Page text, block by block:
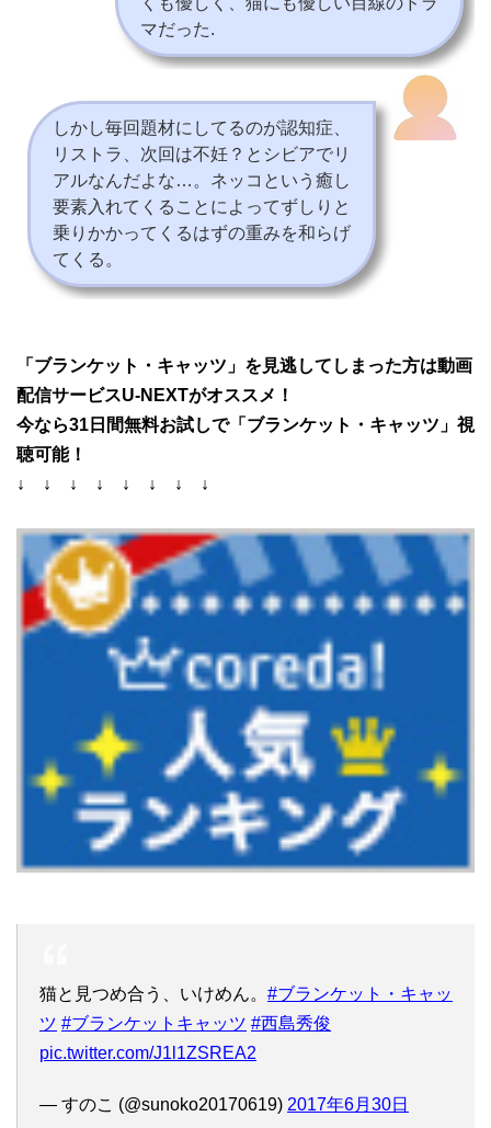
マだった.
しかし毎回題材にしてるのが認知症、
リストラ、次回は不妊？とシビアでリ
アルなんだよな…。ネッコという癒し
要素入れてくることによってずしりと
乗りかかってくるはずの重みを和らげ
てくる。
「ブランケット・キャッツ」を見逃してしまった方は動画
配信サービスU-NEXTがオススメ！
今なら31日間無料お試しで「ブランケット・キャッツ」視
聴可能！
↓ ↓ ↓ ↓ ↓ ↓ ↓ ↓
猫と見つめ合う、いけめん。 #ブランケット・キャッ
ツ #ブランケットキャッツ #西島秀俊
pic.twitter.com/J1l1ZSREA2
— すのこ (@sunoko20170619) 2017年6月30日